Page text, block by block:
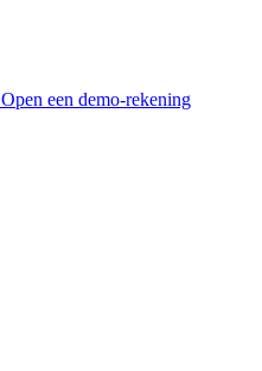
Open een demo-rekening